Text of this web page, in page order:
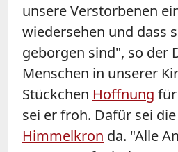
unsere Verstorbenen
wiedersehen und dass
geborgen sind", so der
Menschen in unserer
Stückchen Hoffnung
sei er froh. Dafür sei die
Himmelkron da. "Alle